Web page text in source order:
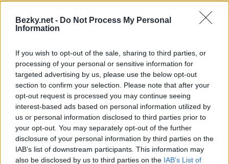
Bezky.net - Do Not Process My Personal
Information
If you wish to opt-out of the sale, sharing to third parties, or
processing of your personal or sensitive information for
targeted advertising by us, please use the below opt-out
section to confirm your selection. Please note that after your
opt-out request is processed you may continue seeing
interest-based ads based on personal information utilized by
us or personal information disclosed to third parties prior to
your opt-out. You may separately opt-out of the further
disclosure of your personal information by third parties on the
IAB’s list of downstream participants. This information may
also be disclosed by us to third parties on the IAB’s List of
11:00 – smíšené štafety – dorost
Úterý 3. 3.
10:30 – 7,5 km, sprint – dorostenci
14:30 – 10 km, sprint – junioři
Středa 4. 3.
10:30 – 6 km, sprint – dorostenky